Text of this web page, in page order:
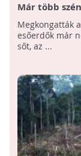
Már több
erdők, mint
Megkongatták
esőerdők már
sőt, az ...